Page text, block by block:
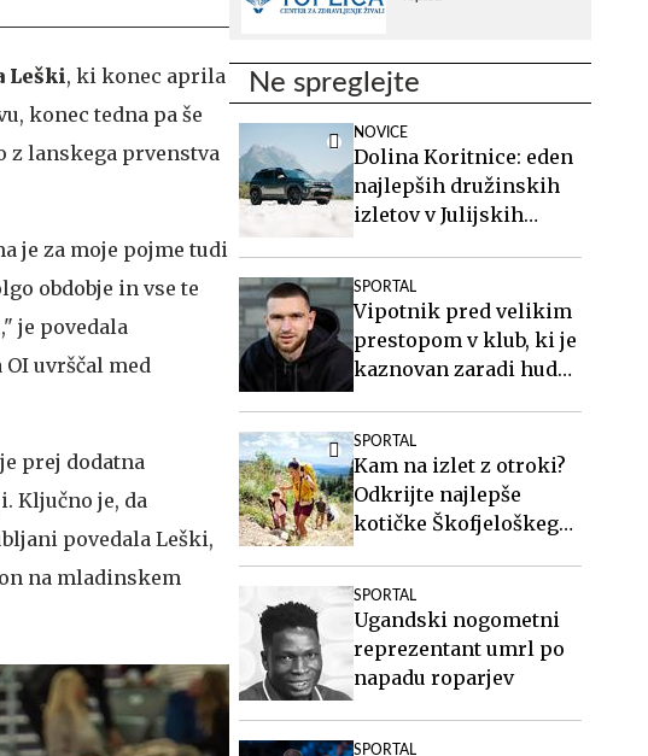
Leški, ki konec aprila
konec tedna pa še
z lanskega prvenstva
je za moje pojme tudi
obdobje in vse te
je povedala
uvrščal med
prej dodatna
Ključno je, da
povedala Leški,
na mladinskem
Ne spreglejte
NOVICE
Dolina Koritnice: eden
najlepših družinskih
izletov v Julijskih
SPORTAL
Vipotnik pred velikim
prestopom v klub, ki je
kaznovan zaradi hude
SPORTAL
Kam na izlet z otroki?
Odkrijte najlepše
kotičke Škofjeloškega
SPORTAL
Ugandski nogometni
reprezentant umrl po
napadu roparjev
SPORTAL